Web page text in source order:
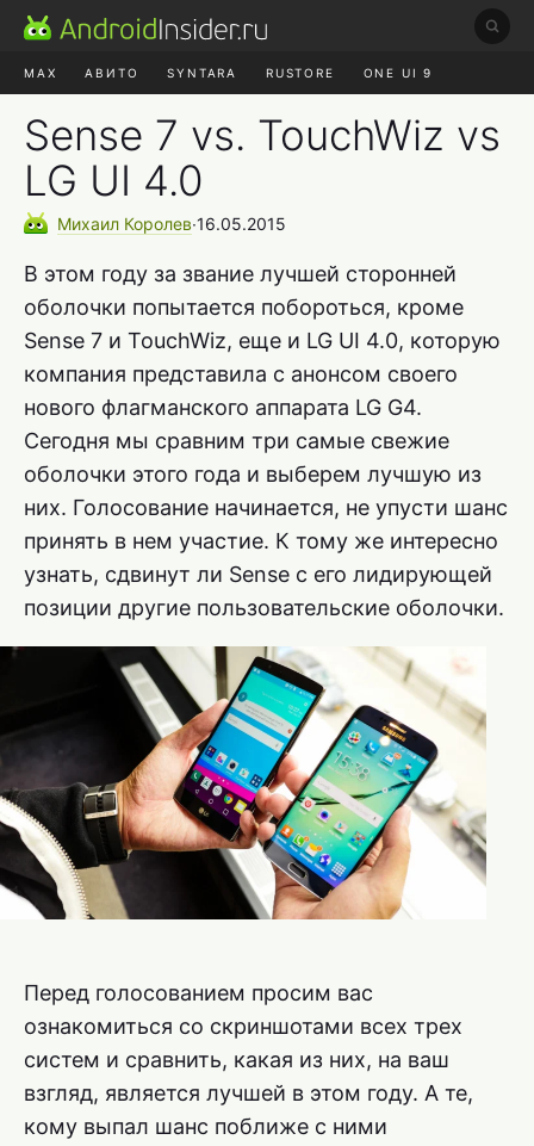
MAX АВИТО SYNTARA RUSTORE ONE UI 9
Sense 7 vs. TouchWiz vs
LG UI 4.0
Михаил Королев∙16.05.2015
В этом году за звание лучшей сторонней
оболочки попытается побороться, кроме
Sense 7 и TouchWiz, еще и LG UI 4.0, которую
компания представила с анонсом своего
нового флагманского аппарата LG G4.
Сегодня мы сравним три самые свежие
оболочки этого года и выберем лучшую из
них. Голосование начинается, не упусти шанс
принять в нем участие. К тому же интересно
узнать, сдвинут ли Sense с его лидирующей
позиции другие пользовательские оболочки.
Перед голосованием просим вас
ознакомиться со скриншотами всех трех
систем и сравнить, какая из них, на ваш
взгляд, является лучшей в этом году. А те,
кому выпал шанс поближе с ними